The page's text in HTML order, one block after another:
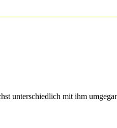
unterschiedlich mit ihm